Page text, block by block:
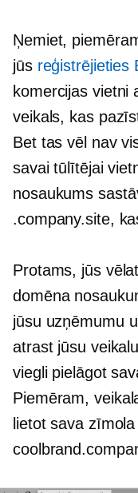
Ņemiet,
jūs reģistrējieties
komercijas vietni
veikals, kas
Bet tas vēl nav
savai tūlītējai
nosaukums
.company.site,
Protams, jūs
domēna
jūsu uzņēmumu
atrast jūsu
viegli pielāgot
Piemēram,
lietot sava